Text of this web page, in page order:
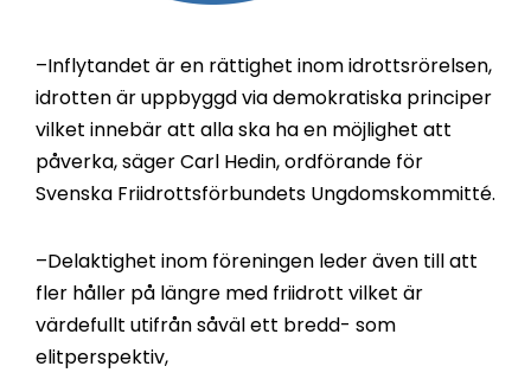
–Inflytandet är en rättighet inom idrottsrörelsen,
idrotten är uppbyggd via demokratiska principer
vilket innebär att alla ska ha en möjlighet att
påverka, säger Carl Hedin, ordförande för
Svenska Friidrottsförbundets Ungdomskommitté.
–Delaktighet inom föreningen leder även till att
fler håller på längre med friidrott vilket är
värdefullt utifrån såväl ett bredd- som
elitperspektiv,